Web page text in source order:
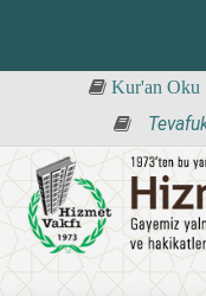
Kur'an Oku